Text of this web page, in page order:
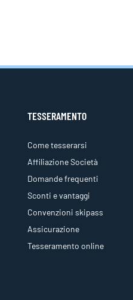
TESSERAMENTO
Come tesserarsi
Affiliazione Società
Domande frequenti
Sconti e vantaggi
Convenzioni skipass
Assicurazione
Tesseramento online